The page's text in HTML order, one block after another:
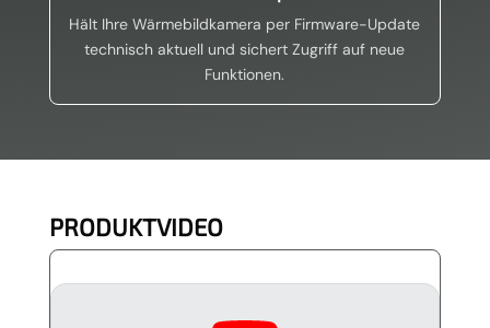
Hält Ihre Wärmebildkamera per Firmware-Update
technisch aktuell und sichert Zugriff auf neue
Funktionen.
PRODUKTVIDEO